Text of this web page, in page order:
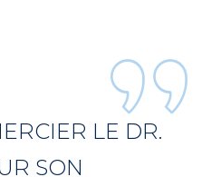
LE DR.
SON